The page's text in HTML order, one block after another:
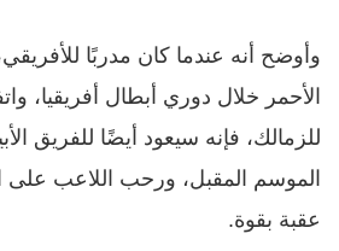
وأوضح أنه عندما كان مدربًا
الأحمر خلال دوري أبطال أفريقيا،
للزمالك، فإنه سيعود أيضًا للفريق
الموسم المقبل، ورحب اللاعب على
عقبة بقوة.